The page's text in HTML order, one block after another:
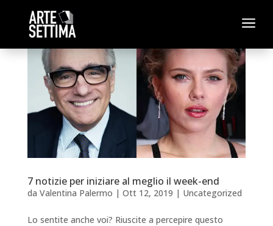
a
7 notizie per iniziare al meglio il week-end
da Valentina Palermo | Ott 12, 2019 | Uncategorized
Lo sentite anche voi? Riuscite a percepire questo